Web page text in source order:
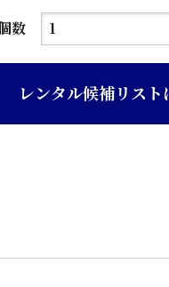
数
エ
柄
レンタル候補リスト